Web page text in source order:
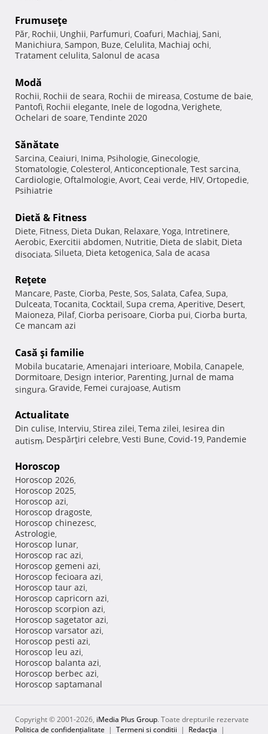
Frumuseţe
Păr, Rochii, Unghii, Parfumuri, Coafuri, Machiaj, Sani,
Manichiura, Sampon, Buze, Celulita, Machiaj ochi,
Tratament celulita, Salonul de acasa
Modă
Rochii, Rochii de seara, Rochii de mireasa, Costume de baie,
Pantofi, Rochii elegante, Inele de logodna, Verighete,
Ochelari de soare, Tendinte 2020
Sănătate
Sarcina, Ceaiuri, Inima, Psihologie, Ginecologie,
Stomatologie, Colesterol, Anticonceptionale, Test sarcina,
Cardiologie, Oftalmologie, Avort, Ceai verde, HIV, Ortopedie,
Psihiatrie
Dietă & Fitness
Diete, Fitness, Dieta Dukan, Relaxare, Yoga, Intretinere,
Aerobic, Exercitii abdomen, Nutritie, Dieta de slabit, Dieta
disociata, Silueta, Dieta ketogenica, Sala de acasa
Reţete
Mancare, Paste, Ciorba, Peste, Sos, Salata, Cafea, Supa,
Dulceata, Tocanita, Cocktail, Supa crema, Aperitive, Desert,
Maioneza, Pilaf, Ciorba perisoare, Ciorba pui, Ciorba burta,
Ce mancam azi
Casă şi familie
Mobila bucatarie, Amenajari interioare, Mobila, Canapele,
Dormitoare, Design interior, Parenting, Jurnal de mama
singura, Gravide, Femei curajoase, Autism
Actualitate
Din culise, Interviu, Stirea zilei, Tema zilei, Iesirea din
autism, Despărţiri celebre, Vesti Bune, Covid-19, Pandemie
Horoscop
Horoscop 2026,
Horoscop 2025,
Horoscop azi,
Horoscop dragoste,
Horoscop chinezesc,
Astrologie,
Horoscop lunar,
Horoscop rac azi,
Horoscop gemeni azi,
Horoscop fecioara azi,
Horoscop taur azi,
Horoscop capricorn azi,
Horoscop scorpion azi,
Horoscop sagetator azi,
Horoscop varsator azi,
Horoscop pesti azi,
Horoscop leu azi,
Horoscop balanta azi,
Horoscop berbec azi,
Horoscop saptamanal
Copyright © 2001-2026, iMedia Plus Group. Toate drepturile rezervate
Politica de confidențialitate | Termeni si conditii | Redacţia |